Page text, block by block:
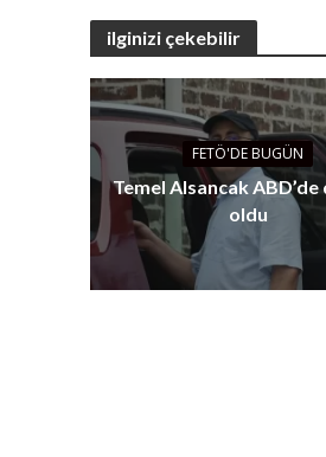
ilginizi çekebilir
FETÖ'DE BUGÜN
Temel Alsancak
oldu